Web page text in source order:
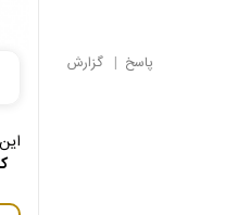
پاسخ | گزارش